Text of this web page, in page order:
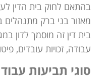
מאזור בני ברק מתנהלים
בית דין זה מוסמך לדון
עבודה, זכויות עובדים,
סוגי תביעות